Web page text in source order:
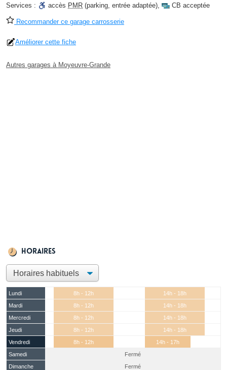
Services :
accès PMR (parking, entrée adaptée), CB acceptée
Recommander ce garage carrosserie
Améliorer cette fiche
Autres garages à Moyeuvre-Grande
Horaires
Lundi 8h - 12h
14h - 18h
Mardi
8h - 12h
14h - 18h
Mercredi
8h - 12h
14h - 18h
Jeudi
8h - 12h
14h - 18h
Vendredi
8h - 12h
14h - 17h
Samedi
Fermé
Dimanche
Fermé